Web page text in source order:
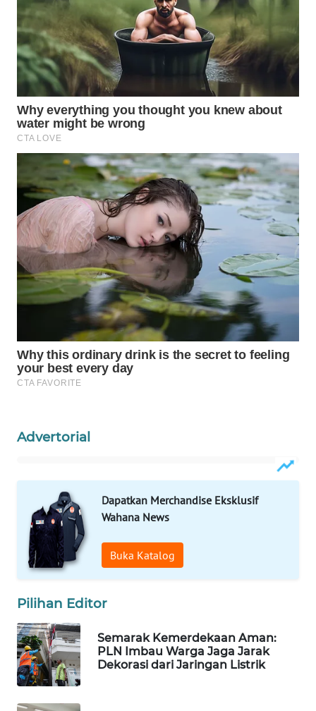
Advertorial
Dapatkan Merchandise Eksklusif
Wahana News
Buka Katalog
Pilihan Editor
Semarak Kemerdekaan Aman:
PLN Imbau Warga Jaga Jarak
Dekorasi dari Jaringan Listrik
CO ID
WAHANANEWS
NET
WAHANA
SPORT
UMKM
WAHANA
SELEB
WAHANA
PERSONA
WAHANA
WAHANA
HEALTH
WISATA
WAHANA
Wahana
Network
KONSUMEN
MASYARAKAT
KELISTRIKAN
WALINKI